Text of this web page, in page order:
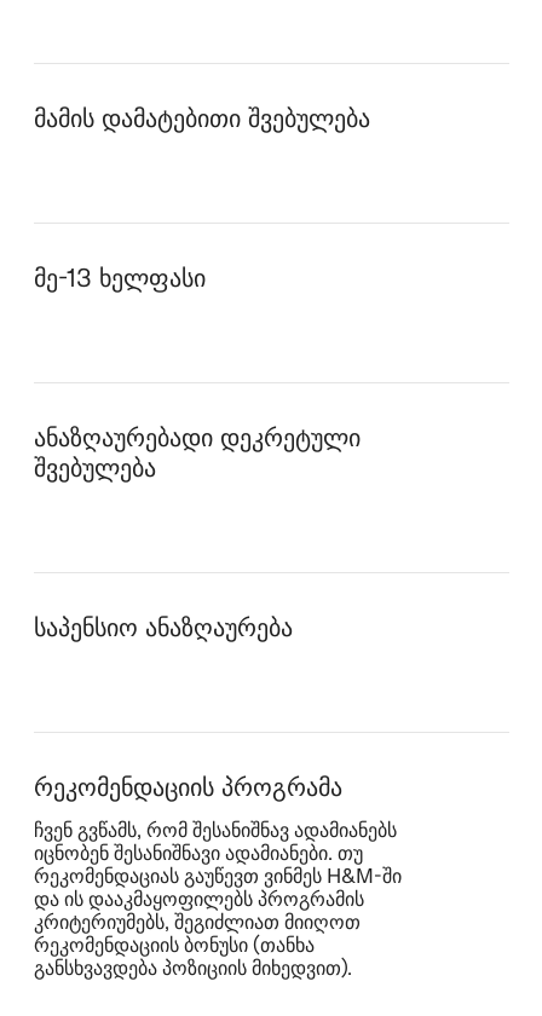
მამის დამატებითი შვებულება
მე-13 ხელფასი
ანაზღაურებადი დეკრეტული
შვებულება
საპენსიო ანაზღაურება
რეკომენდაციის პროგრამა
ჩვენ გვწამს, რომ შესანიშნავ ადამიანებს
იცნობენ შესანიშნავი ადამიანები. თუ
რეკომენდაციას გაუწევთ ვინმეს H&M‑ში
და ის დააკმაყოფილებს პროგრამის
კრიტერიუმებს, შეგიძლიათ მიიღოთ
რეკომენდაციის ბონუსი (თანხა
განსხვავდება პოზიციის მიხედვით).